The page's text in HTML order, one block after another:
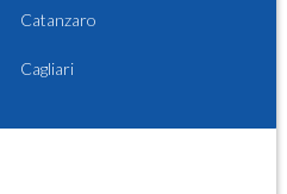
Catanzaro
Cagliari